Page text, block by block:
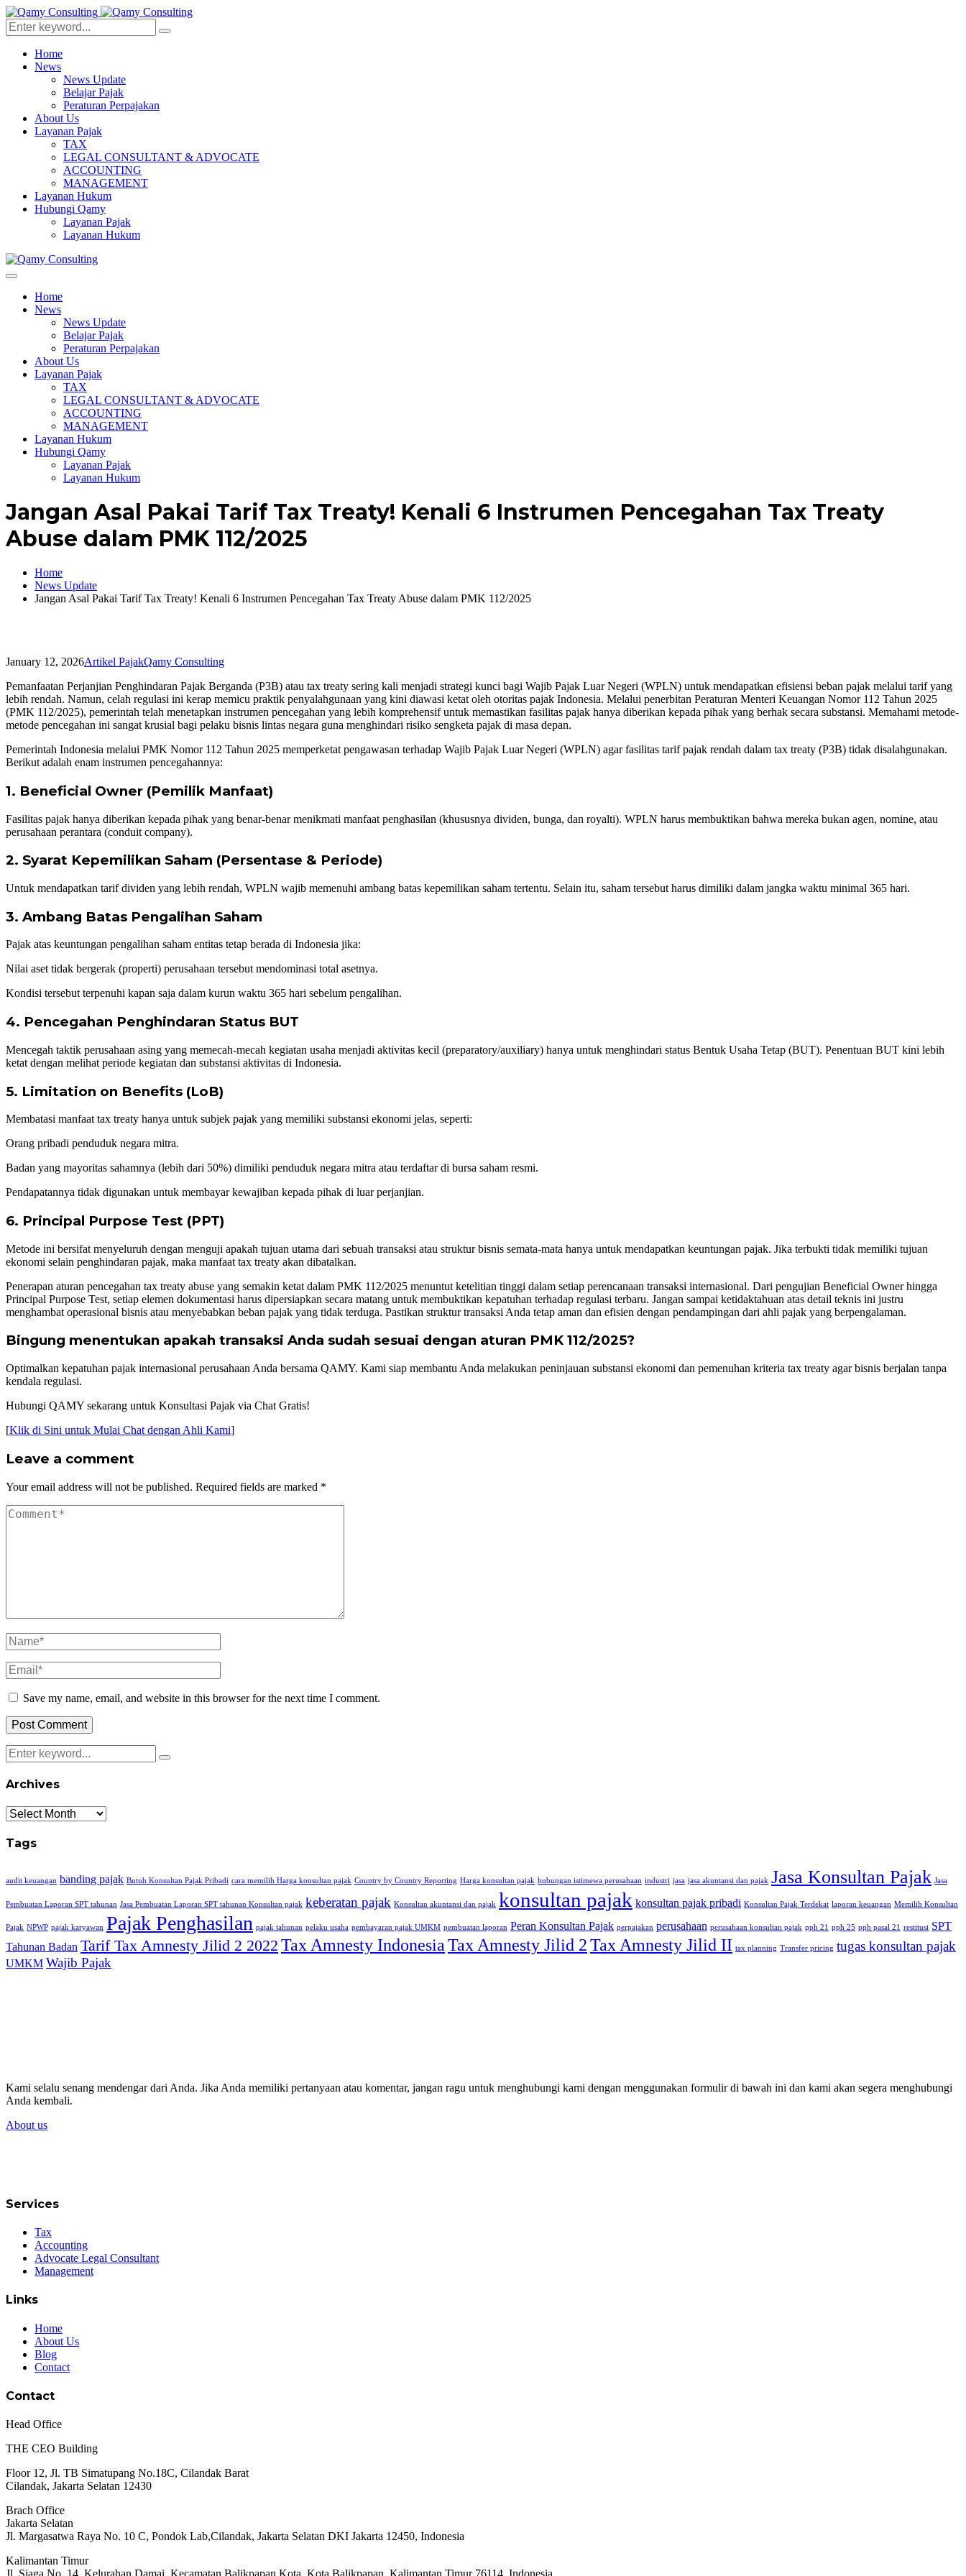
Home
News
News Update
Belajar Pajak
Peraturan Perpajakan
About Us
Layanan Pajak
TAX
LEGAL CONSULTANT & ADVOCATE
ACCOUNTING
MANAGEMENT
Layanan Hukum
Hubungi Qamy
Layanan Pajak
Layanan Hukum
Home
News
News Update
Belajar Pajak
Peraturan Perpajakan
About Us
Layanan Pajak
TAX
LEGAL CONSULTANT & ADVOCATE
ACCOUNTING
MANAGEMENT
Layanan Hukum
Hubungi Qamy
Layanan Pajak
Layanan Hukum
Jangan Asal Pakai Tarif Tax Treaty! Kenali 6 Instrumen Pencegahan Tax Treaty
Abuse dalam PMK 112/2025
Home
News Update
Jangan Asal Pakai Tarif Tax Treaty! Kenali 6 Instrumen Pencegahan Tax Treaty Abuse dalam PMK 112/2025
January 12, 2026Artikel PajakQamy Consulting
Pemanfaatan Perjanjian Penghindaran Pajak Berganda (P3B) atau tax treaty sering kali menjadi strategi kunci bagi Wajib Pajak Luar Negeri (WPLN) untuk mendapatkan efisiensi beban pajak melalui tarif yang
lebih rendah. Namun, celah regulasi ini kerap memicu praktik penyalahgunaan yang kini diawasi ketat oleh otoritas pajak Indonesia. Melalui penerbitan Peraturan Menteri Keuangan Nomor 112 Tahun 2025
(PMK 112/2025), pemerintah telah menetapkan instrumen pencegahan yang lebih komprehensif untuk memastikan fasilitas pajak hanya diberikan kepada pihak yang berhak secara substansi. Memahami metode-
metode pencegahan ini sangat krusial bagi pelaku bisnis lintas negara guna menghindari risiko sengketa pajak di masa depan.
Pemerintah Indonesia melalui PMK Nomor 112 Tahun 2025 memperketat pengawasan terhadap Wajib Pajak Luar Negeri (WPLN) agar fasilitas tarif pajak rendah dalam tax treaty (P3B) tidak disalahgunakan.
Berikut adalah enam instrumen pencegahannya:
1. Beneficial Owner (Pemilik Manfaat)
Fasilitas pajak hanya diberikan kepada pihak yang benar-benar menikmati manfaat penghasilan (khususnya dividen, bunga, dan royalti). WPLN harus membuktikan bahwa mereka bukan agen, nomine, atau
perusahaan perantara (conduit company).
2. Syarat Kepemilikan Saham (Persentase & Periode)
Untuk mendapatkan tarif dividen yang lebih rendah, WPLN wajib memenuhi ambang batas kepemilikan saham tertentu. Selain itu, saham tersebut harus dimiliki dalam jangka waktu minimal 365 hari.
3. Ambang Batas Pengalihan Saham
Pajak atas keuntungan pengalihan saham entitas tetap berada di Indonesia jika:
Nilai aset tidak bergerak (properti) perusahaan tersebut mendominasi total asetnya.
Kondisi tersebut terpenuhi kapan saja dalam kurun waktu 365 hari sebelum pengalihan.
4. Pencegahan Penghindaran Status BUT
Mencegah taktik perusahaan asing yang memecah-mecah kegiatan usaha menjadi aktivitas kecil (preparatory/auxiliary) hanya untuk menghindari status Bentuk Usaha Tetap (BUT). Penentuan BUT kini lebih
ketat dengan melihat periode kegiatan dan substansi aktivitas di Indonesia.
5. Limitation on Benefits (LoB)
Membatasi manfaat tax treaty hanya untuk subjek pajak yang memiliki substansi ekonomi jelas, seperti:
Orang pribadi penduduk negara mitra.
Badan yang mayoritas sahamnya (lebih dari 50%) dimiliki penduduk negara mitra atau terdaftar di bursa saham resmi.
Pendapatannya tidak digunakan untuk membayar kewajiban kepada pihak di luar perjanjian.
6. Principal Purpose Test (PPT)
Metode ini bersifat menyeluruh dengan menguji apakah tujuan utama dari sebuah transaksi atau struktur bisnis semata-mata hanya untuk mendapatkan keuntungan pajak. Jika terbukti tidak memiliki tujuan
ekonomi selain penghindaran pajak, maka manfaat tax treaty akan dibatalkan.
Penerapan aturan pencegahan tax treaty abuse yang semakin ketat dalam PMK 112/2025 menuntut ketelitian tinggi dalam setiap perencanaan transaksi internasional. Dari pengujian Beneficial Owner hingga
Principal Purpose Test, setiap elemen dokumentasi harus dipersiapkan secara matang untuk membuktikan kepatuhan terhadap regulasi terbaru. Jangan sampai ketidaktahuan atas detail teknis ini justru
menghambat operasional bisnis atau menyebabkan beban pajak yang tidak terduga. Pastikan struktur transaksi Anda tetap aman dan efisien dengan pendampingan dari ahli pajak yang berpengalaman.
Bingung menentukan apakah transaksi Anda sudah sesuai dengan aturan PMK 112/2025?
Optimalkan kepatuhan pajak internasional perusahaan Anda bersama QAMY. Kami siap membantu Anda melakukan peninjauan substansi ekonomi dan pemenuhan kriteria tax treaty agar bisnis berjalan tanpa
kendala regulasi.
Hubungi QAMY sekarang untuk Konsultasi Pajak via Chat Gratis!
[Klik di Sini untuk Mulai Chat dengan Ahli Kami]
Leave a comment
Your email address will not be published. Required fields are marked *
Save my name, email, and website in this browser for the next time I comment.
Archives
Archives
Tags
audit keuangan banding pajak Butuh Konsultan Pajak Pribadi cara memilih Harga konsultan pajak Country by Country Reporting Harga konsultan pajak hubungan istimewa perusahaan industri jasa jasa akuntansi dan pajak Jasa Konsultan Pajak Jasa
Pembuatan Laporan SPT tahunan Jasa Pembuatan Laporan SPT tahunan Konsultan pajak keberatan pajak Konsultan akuntansi dan pajak konsultan pajak konsultan pajak pribadi Konsultan Pajak Terdekat laporan keuangan Memilih Konsultan
Pajak NPWP pajak karyawan Pajak Penghasilan pajak tahunan pelaku usaha pembayaran pajak UMKM pembuatan laporan Peran Konsultan Pajak perpajakan perusahaan perusahaan konsultan pajak pph 21 pph 25 pph pasal 21 restitusi SPT
Tahunan Badan Tarif Tax Amnesty Jilid 2 2022 Tax Amnesty Indonesia Tax Amnesty Jilid 2Tax Amnesty Jilid II tax planning Transfer pricing tugas konsultan pajak
UMKM Wajib Pajak
Kami selalu senang mendengar dari Anda. Jika Anda memiliki pertanyaan atau komentar, jangan ragu untuk menghubungi kami dengan menggunakan formulir di bawah ini dan kami akan segera menghubungi
Anda kembali.
About us
Services
Tax
Accounting
Advocate Legal Consultant
Management
Links
Home
About Us
Blog
Contact
Contact
Head Office
THE CEO Building
Floor 12, Jl. TB Simatupang No.18C, Cilandak Barat
Cilandak, Jakarta Selatan 12430
Brach Office
Jakarta Selatan
Jl. Margasatwa Raya No. 10 C, Pondok Lab,Cilandak, Jakarta Selatan DKI Jakarta 12450, Indonesia
Kalimantan Timur